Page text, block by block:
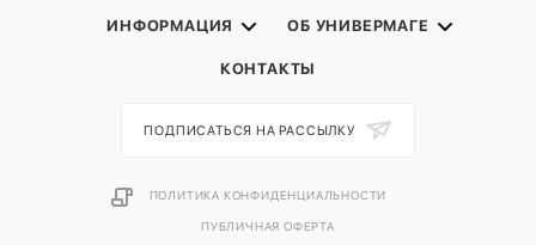
ИНФОРМАЦИЯ ОБ УНИВЕРМАГЕ
КОНТАКТЫ
ПОДПИСАТЬСЯ НА РАССЫЛКУ
ПОЛИТИКА КОНФИДЕНЦИАЛЬНОСТИ
ПУБЛИЧНАЯ ОФЕРТА